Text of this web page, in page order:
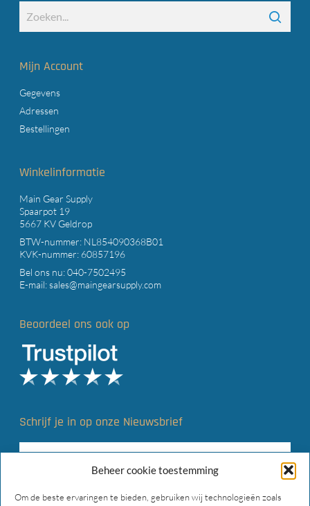
Beheer cookie toestemming
Om de beste ervaringen te bieden, gebruiken wij technologieën zoals
Mijn Account
Gegevens
Adressen
Bestellingen
Winkelinformatie
Main Gear Supply
Spaarpot 19
5667 KV Geldrop
BTW-nummer: NL854090368B01
KVK-nummer: 60857196
Bel ons nu:040-7502495
E-mail:sales@maingearsupply.com
Beoordeel ons ook op
Schrijf je in op onze Nieuwsbrief